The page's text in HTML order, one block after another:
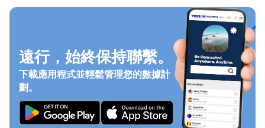
遠行，始終保持聯繫。
下載應用程式並輕鬆管理您的數據計
劃。